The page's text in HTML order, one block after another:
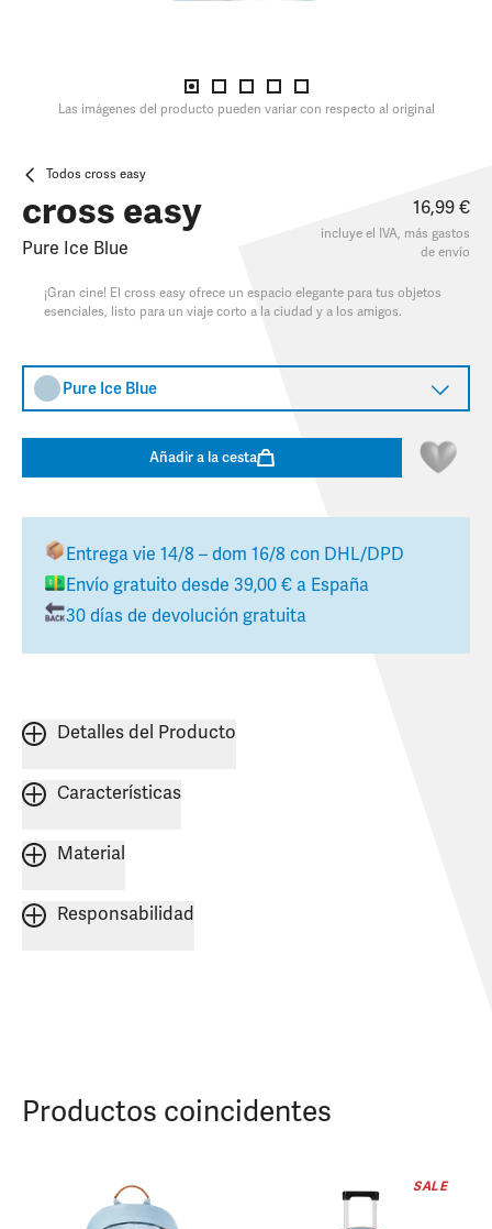
Las imágenes del producto pueden variar con respecto al original
Todos cross easy
cross easy
Pure Ice Blue
16,99 €
incluye el IVA, más gastos
de envío
¡Gran cine! El cross easy ofrece un espacio elegante para tus objetos
esenciales, listo para un viaje corto a la ciudad y a los amigos.
Pure Ice Blue
Añadir a la cesta
Entrega vie 14/8 – dom 16/8 con DHL/DPD
Envío gratuito desde 39,00 € a España
30 días de devolución gratuita
Detalles del Producto
Características
Material
Responsabilidad
Productos coincidentes
SALE